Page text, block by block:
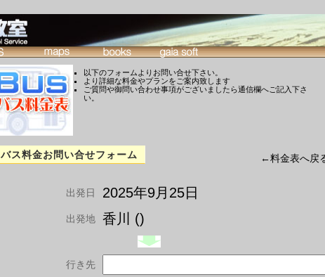
以下のフォームよりお問い合せ下さい。
より詳細な料金やプランをご案内致します
ご質問や御問い合わせ事項がございましたら通信欄へご記入下さ
い。
バス料金お問い合せフォーム ←料金表へ戻
出発日 2025年9月25日
出発地 香川 ()
行き先